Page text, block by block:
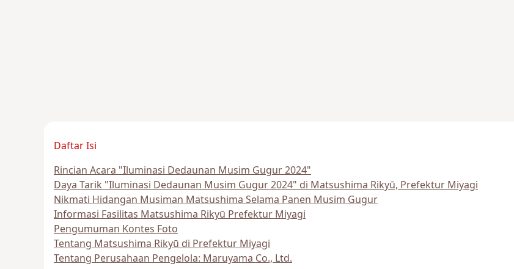
Daftar Isi
Rincian Acara "Iluminasi Dedaunan Musim Gugur 2024"
Daya Tarik "Iluminasi Dedaunan Musim Gugur 2024" di Matsushima Rikyū, Prefektur Miyagi
Nikmati Hidangan Musiman Matsushima Selama Panen Musim Gugur
Informasi Fasilitas Matsushima Rikyū Prefektur Miyagi
Pengumuman Kontes Foto
Tentang Matsushima Rikyū di Prefektur Miyagi
Tentang Perusahaan Pengelola: Maruyama Co., Ltd.